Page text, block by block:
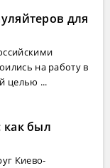
для
на работу в
целью ...
как был
Киево-